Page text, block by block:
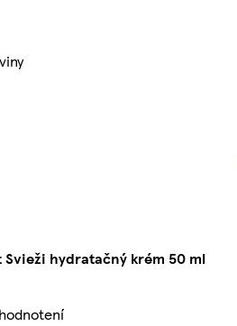
Svieži hydratačný krém 50 ml